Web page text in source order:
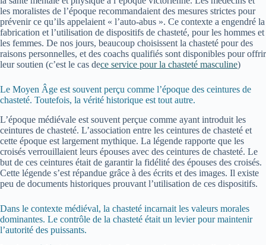
les moralistes de l’époque recommandaient des mesures strictes pour
prévenir ce qu’ils appelaient « l’auto-abus ». Ce contexte a engendré la
fabrication et l’utilisation de dispositifs de chasteté, pour les hommes et
les femmes. De nos jours, beaucoup choisissent la chasteté pour des
raisons personnelles, et des coachs qualifiés sont disponibles pour offrir
leur soutien (c’est le cas dece service pour la chasteté masculine)
Le Moyen Âge est souvent perçu comme l’époque des ceintures de
chasteté. Toutefois, la vérité historique est tout autre.
L’époque médiévale est souvent perçue comme ayant introduit les
ceintures de chasteté. L’association entre les ceintures de chasteté et
cette époque est largement mythique. La légende rapporte que les
croisés verrouillaient leurs épouses avec des ceintures de chasteté. Le
but de ces ceintures était de garantir la fidélité des épouses des croisés.
Cette légende s’est répandue grâce à des écrits et des images. Il existe
peu de documents historiques prouvant l’utilisation de ces dispositifs.
Dans le contexte médiéval, la chasteté incarnait les valeurs morales
dominantes. Le contrôle de la chasteté était un levier pour maintenir
l’autorité des puissants.